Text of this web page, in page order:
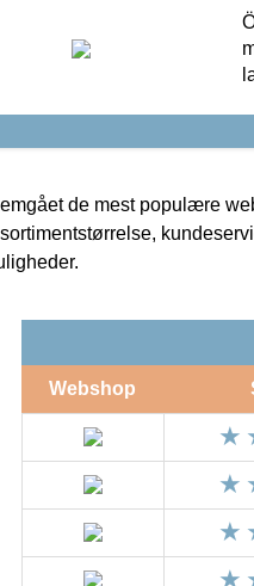
de mest populære
Webshop